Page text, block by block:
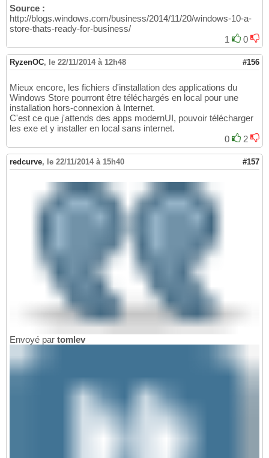
Source :
http://blogs.windows.com/business/2014/11/20/windows-10-a-
store-thats-ready-for-business/
1
0
RyzenOC, le 22/11/2014 à 12h48 #156
Mieux encore, les fichiers d'installation des applications du
Windows Store pourront être téléchargés en local pour une
installation hors-connexion à Internet.
C'est ce que j'attends des apps modernUI, pouvoir télécharger
les exe et y installer en local sans internet.
0
2
redcurve, le 22/11/2014 à 15h40 #157
Envoyé par tomlev